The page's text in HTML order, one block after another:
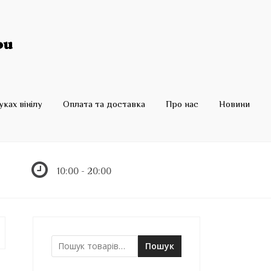
вінілу Оплата та доставка Про нас Новини
10:00 - 20:00
Ш
Пошук